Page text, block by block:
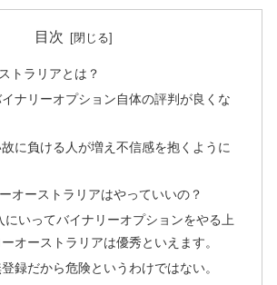
目次
トラリアとは？
ナリーオプション自体の評判が良くな
に負ける人が増え不信感を抱くように
オーストラリアはやっていいの？
にいってバイナリーオプションをやる上
オーストラリアは優秀といえます。
録だから危険というわけではない。